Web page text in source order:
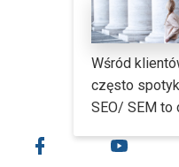
ul.Wśród
często
SEO/ SEM to
olbrzymie